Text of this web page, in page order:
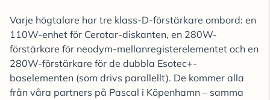
Varje högtalare har tre klass-D-förstärkare ombord: en
110W-enhet för Cerotar-diskanten, en 280W-
förstärkare för neodym-mellanregisterelementet och en
280W-förstärkare för de dubbla Esotec+-
baselementen (som drivs parallellt). De kommer alla
från våra partners på Pascal i Köpenhamn – samma